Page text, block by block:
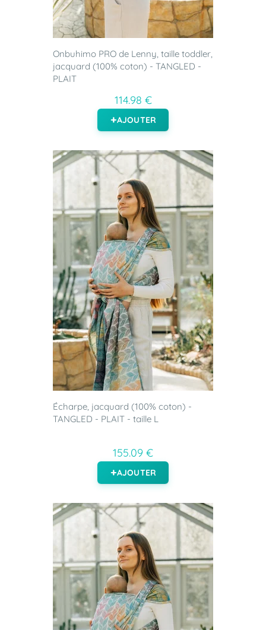
Onbuhimo PRO de Lenny, taille toddler,
jacquard (100% coton) - TANGLED -
PLAIT
114.98 €
AJOUTER
Écharpe, jacquard (100% coton) -
TANGLED - PLAIT - taille L
155.09 €
AJOUTER